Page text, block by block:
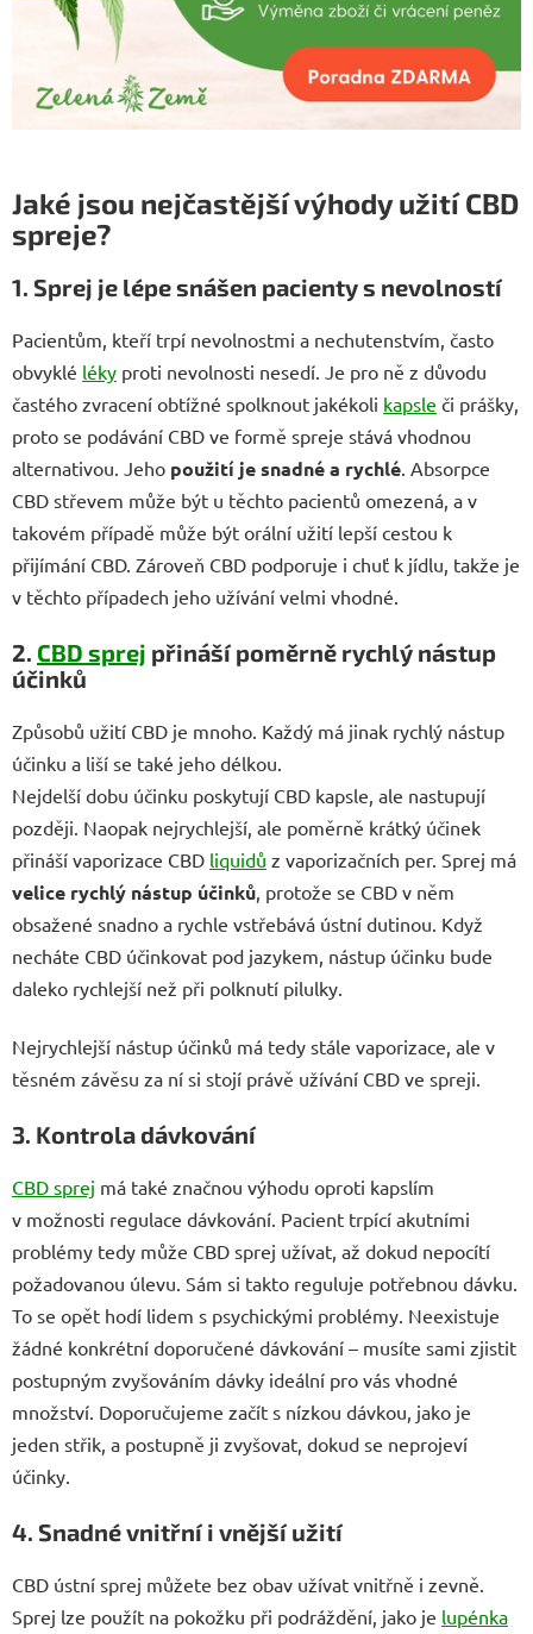
Jaké jsou nejčastější výhody užití CBD
spreje?
1. Sprej je lépe snášen pacienty s nevolností
Pacientům, kteří trpí nevolnostmi a nechutenstvím, často
obvyklé léky proti nevolnosti nesedí. Je pro ně z důvodu
častého zvracení obtížné spolknout jakékoli kapsle či prášky,
proto se podávání CBD ve formě spreje stává vhodnou
alternativou. Jeho použití je snadné a rychlé. Absorpce
CBD střevem může být u těchto pacientů omezená, a v
takovém případě může být orální užití lepší cestou k
přijímání CBD. Zároveň CBD podporuje i chuť k jídlu, takže je
v těchto případech jeho užívání velmi vhodné.
2. CBD sprej přináší poměrně rychlý nástup
účinků
Způsobů užití CBD je mnoho. Každý má jinak rychlý nástup
účinku a liší se také jeho délkou.
Nejdelší dobu účinku poskytují CBD kapsle, ale nastupují
později. Naopak nejrychlejší, ale poměrně krátký účinek
přináší vaporizace CBD liquidů z vaporizačních per. Sprej má
velice rychlý nástup účinků, protože se CBD v něm
obsažené snadno a rychle vstřebává ústní dutinou. Když
necháte CBD účinkovat pod jazykem, nástup účinku bude
daleko rychlejší než při polknutí pilulky.
Nejrychlejší nástup účinků má tedy stále vaporizace, ale v
těsném závěsu za ní si stojí právě užívání CBD ve spreji.
3. Kontrola dávkování
CBD sprej má také značnou výhodu oproti kapslím
v možnosti regulace dávkování. Pacient trpící akutními
problémy tedy může CBD sprej užívat, až dokud nepocítí
požadovanou úlevu. Sám si takto reguluje potřebnou dávku.
To se opět hodí lidem s psychickými problémy. Neexistuje
žádné konkrétní doporučené dávkování – musíte sami zjistit
postupným zvyšováním dávky ideální pro vás vhodné
množství. Doporučujeme začít s nízkou dávkou, jako je
jeden střik, a postupně ji zvyšovat, dokud se neprojeví
účinky.
4. Snadné vnitřní i vnější užití
CBD ústní sprej můžete bez obav užívat vnitřně i zevně.
Sprej lze použít na pokožku při podráždění, jako je lupénka